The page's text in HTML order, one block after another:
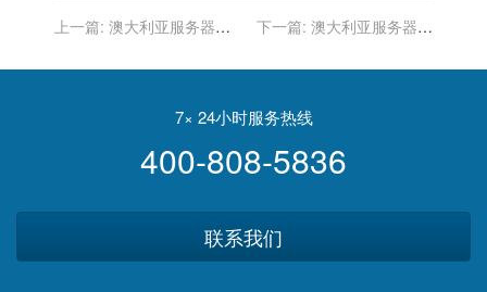
上一篇: 澳大利亚服务器租
下一篇: 澳大利亚服务器绿
低碳排放
7× 24小时服务热线
400-808-5836
联系我们